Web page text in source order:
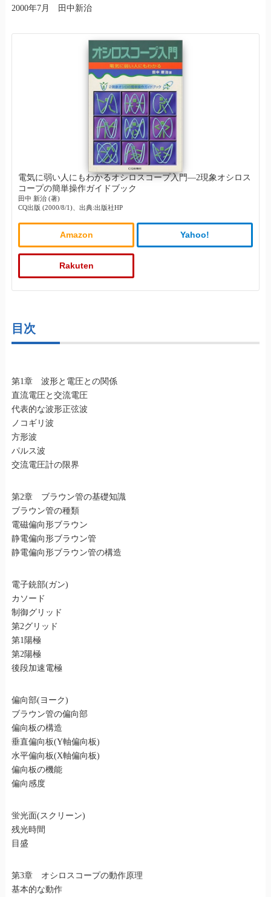
2000年7月 田中新治
電気に弱い人にもわかるオシロスコープ入門―2現象オシロス
コープの簡単操作ガイドブック
田中 新治 (著)
CQ出版 (2000/8/1)、出典:出版社HP
Amazon Yahoo!
Rakuten
目次
第1章 波形と電圧との関係
直流電圧と交流電圧
代表的な波形正弦波
ノコギリ波
方形波
パルス波
交流電圧計の限界
第2章 ブラウン管の基礎知識
ブラウン管の種類
電磁偏向形ブラウン
静電偏向形ブラウン管
静電偏向形ブラウン管の構造
電子銃部(ガン)
カソード
制御グリッド
第2グリッド
第1陽極
第2陽極
後段加速電極
偏向部(ヨーク)
ブラウン管の偏向部
偏向板の構造
垂直偏向板(Y軸偏向板)
水平偏向板(X軸偏向板)
偏向板の機能
偏向感度
蛍光面(スクリーン)
残光時間
目盛
第3章 オシロスコープの動作原理
基本的な動作